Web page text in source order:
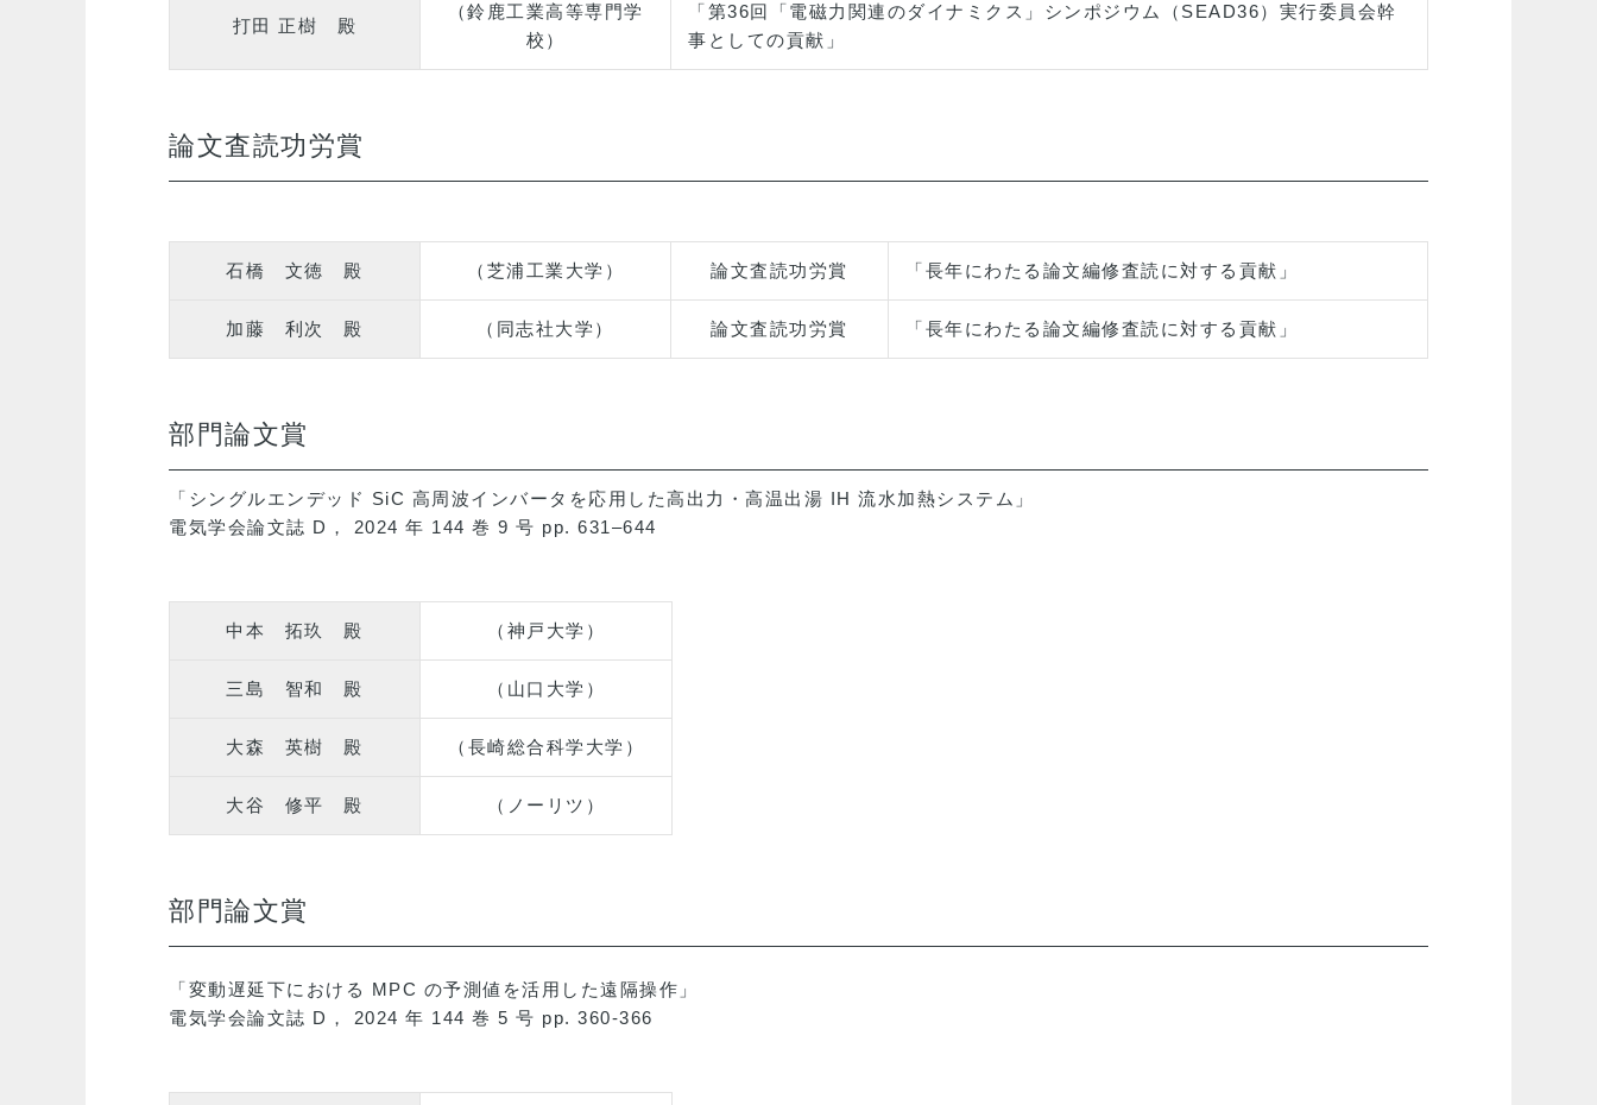
打田 正樹 殿
（鈴鹿工業高等専門学
校）
「第36回「電磁力関連のダイナミクス」シンポジウム（SEAD36）実行委員会幹
事としての貢献」
論文査読功労賞
石橋 文徳 殿 （芝浦工業大学） 論文査読功労賞 「長年にわたる論文編修査読に対する貢献」
加藤 利次 殿 （同志社大学） 論文査読功労賞 「長年にわたる論文編修査読に対する貢献」
部門論文賞
「シングルエンデッド SiC 高周波インバータを応用した高出力・高温出湯 IH 流水加熱システム」
電気学会論文誌 D， 2024 年 144 巻 9 号 pp. 631–644
中本 拓玖 殿 （神戸大学）
三島 智和 殿 （山口大学）
大森 英樹 殿 （長崎総合科学大学）
大谷 修平 殿 （ノーリツ）
部門論文賞
「変動遅延下における MPC の予測値を活用した遠隔操作」
電気学会論文誌 D， 2024 年 144 巻 5 号 pp. 360-366